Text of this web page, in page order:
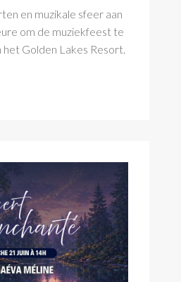
en muzikale sfeer aan
om de muziekfeest te
Golden Lakes Resort.